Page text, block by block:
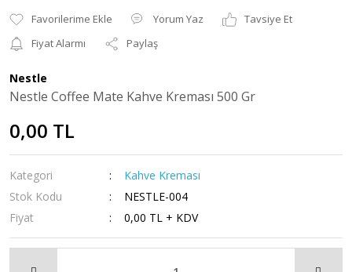
Yorum Yaz
Tavsiye Et
Fiyat Alarmı
Paylaş
Nestle
Nestle Coffee Mate Kahve Kreması 500 Gr
0,00 TL
Kategori
Kahve Kreması
Stok Kodu
NESTLE-004
Fiyat
0,00 TL + KDV